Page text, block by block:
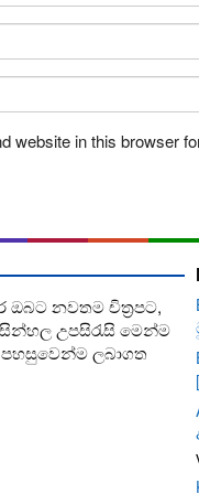
website in this browser
ඔබට නවතම චිත්‍රපට,
උපසිරැසි මෙන්ම
ලබාගත